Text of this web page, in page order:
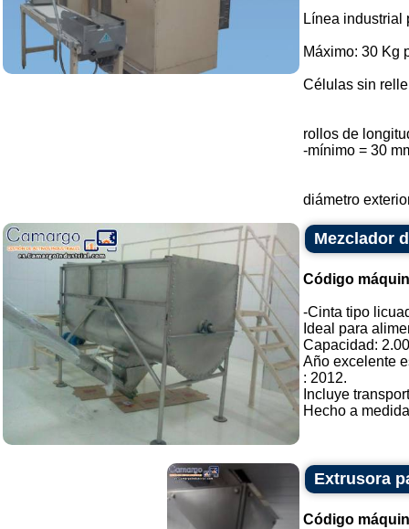
Línea industrial
Máximo: 30 Kg
Células sin
rollos de
-mínimo = 30
diámetro
Mezclador
Código
-Cinta tipo
Ideal para
Capacidad:
Año excelente
: 2012.
Incluye
Hecho a
Extrusora
Código